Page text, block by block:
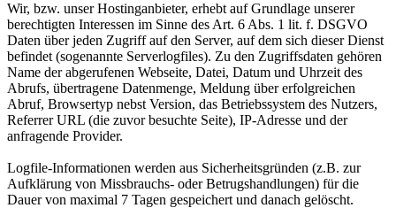
Wir, bzw. unser Hostinganbieter, erhebt auf Grundlage unserer
berechtigten Interessen im Sinne des Art. 6 Abs. 1 lit. f. DSGVO
Daten über jeden Zugriff auf den Server, auf dem sich dieser Dienst
befindet (sogenannte Serverlogfiles). Zu den Zugriffsdaten gehören
Name der abgerufenen Webseite, Datei, Datum und Uhrzeit des
Abrufs, übertragene Datenmenge, Meldung über erfolgreichen
Abruf, Browsertyp nebst Version, das Betriebssystem des Nutzers,
Referrer URL (die zuvor besuchte Seite), IP-Adresse und der
anfragende Provider.
Logfile-Informationen werden aus Sicherheitsgründen (z.B. zur
Aufklärung von Missbrauchs- oder Betrugshandlungen) für die
Dauer von maximal 7 Tagen gespeichert und danach gelöscht.